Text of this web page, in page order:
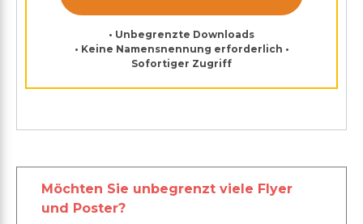
• Unbegrenzte Downloads
• Keine Namensnennung erforderlich •
Sofortiger Zugriff
Möchten Sie unbegrenzt viele Flyer
und Poster?